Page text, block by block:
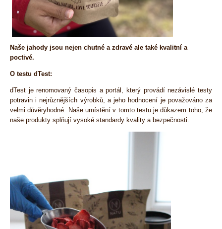
Naše jahody jsou nejen chutné a zdravé ale také kvalitní a
poctivé.
O testu dTest:
dTest je renomovaný časopis a portál, který provádí nezávislé testy
potravin i nejrůznějších výrobků, a jeho hodnocení je považováno za
velmi důvěryhodné. Naše umístění v tomto testu je důkazem toho, že
naše produkty splňují vysoké standardy kvality a bezpečnosti.